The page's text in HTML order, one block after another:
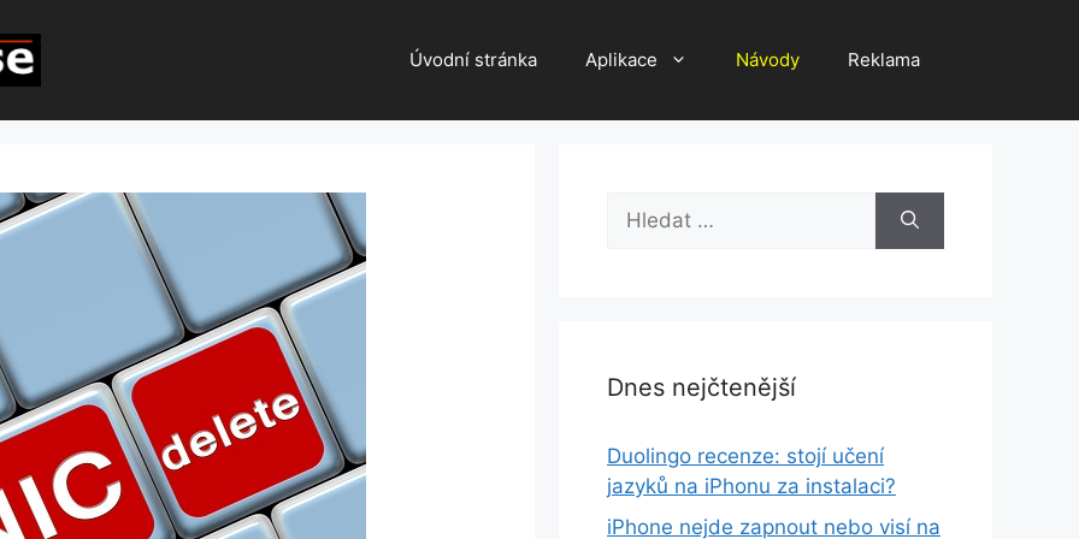
Úvodní stránka Aplikace Návody Reklama
Hledat:
Dnes nejčtenější
Duolingo recenze: stojí učení
jazyků na iPhonu za instalaci?
iPhone nejde zapnout nebo visí na